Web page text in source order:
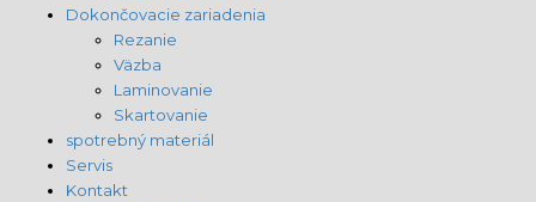
Dokončovacie zariadenia
Rezanie
Väzba
Laminovanie
Skartovanie
spotrebný materiál
Servis
Kontakt